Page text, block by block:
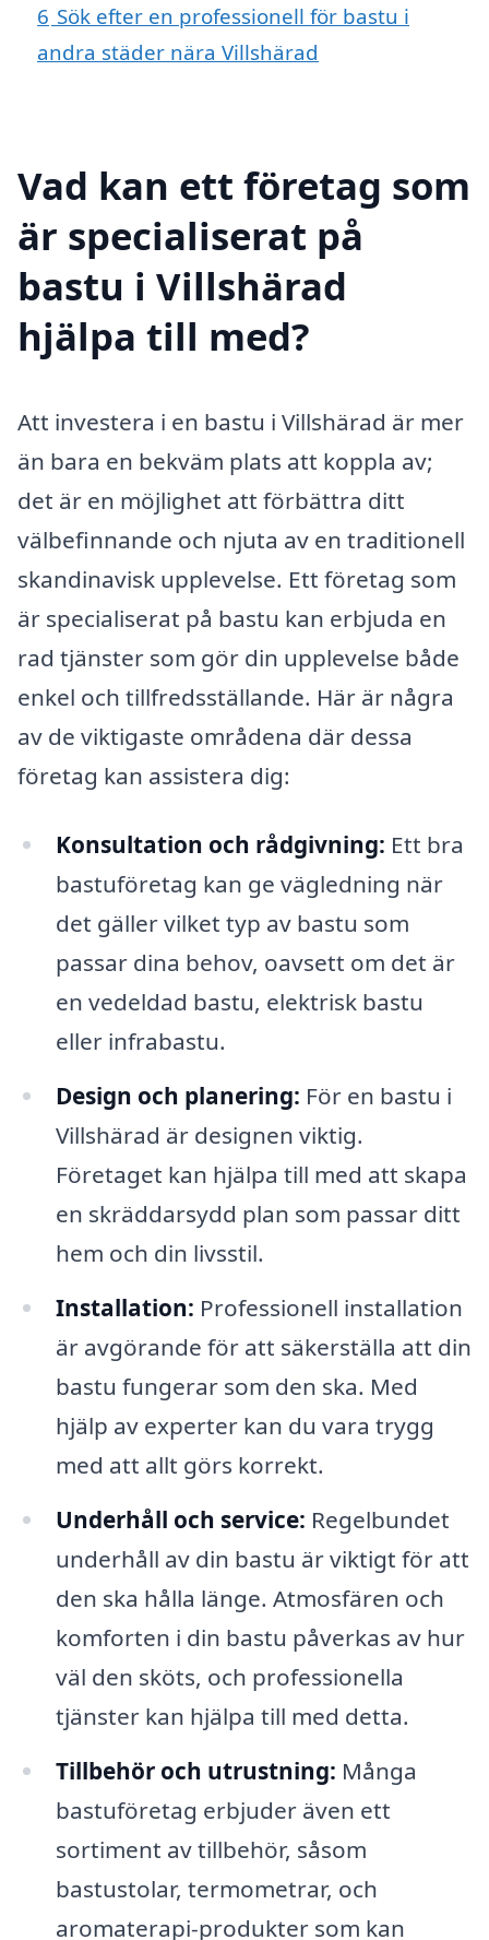
6 Sök efter en professionell för bastu i
andra städer nära Villshärad
Vad kan ett företag som
är specialiserat på
bastu i Villshärad
hjälpa till med?
Att investera i en bastu i Villshärad är mer
än bara en bekväm plats att koppla av;
det är en möjlighet att förbättra ditt
välbefinnande och njuta av en traditionell
skandinavisk upplevelse. Ett företag som
är specialiserat på bastu kan erbjuda en
rad tjänster som gör din upplevelse både
enkel och tillfredsställande. Här är några
av de viktigaste områdena där dessa
företag kan assistera dig:
Konsultation och rådgivning: Ett bra
bastuföretag kan ge vägledning när
det gäller vilket typ av bastu som
passar dina behov, oavsett om det är
en vedeldad bastu, elektrisk bastu
eller infrabastu.
Design och planering: För en bastu i
Villshärad är designen viktig.
Företaget kan hjälpa till med att skapa
en skräddarsydd plan som passar ditt
hem och din livsstil.
Installation: Professionell installation
är avgörande för att säkerställa att din
bastu fungerar som den ska. Med
hjälp av experter kan du vara trygg
med att allt görs korrekt.
Underhåll och service: Regelbundet
underhåll av din bastu är viktigt för att
den ska hålla länge. Atmosfären och
komforten i din bastu påverkas av hur
väl den sköts, och professionella
tjänster kan hjälpa till med detta.
Tillbehör och utrustning: Många
bastuföretag erbjuder även ett
sortiment av tillbehör, såsom
bastustolar, termometrar, och
aromaterapi-produkter som kan